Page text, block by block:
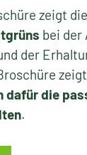
zeigt die
bei der
der
dafür die
.